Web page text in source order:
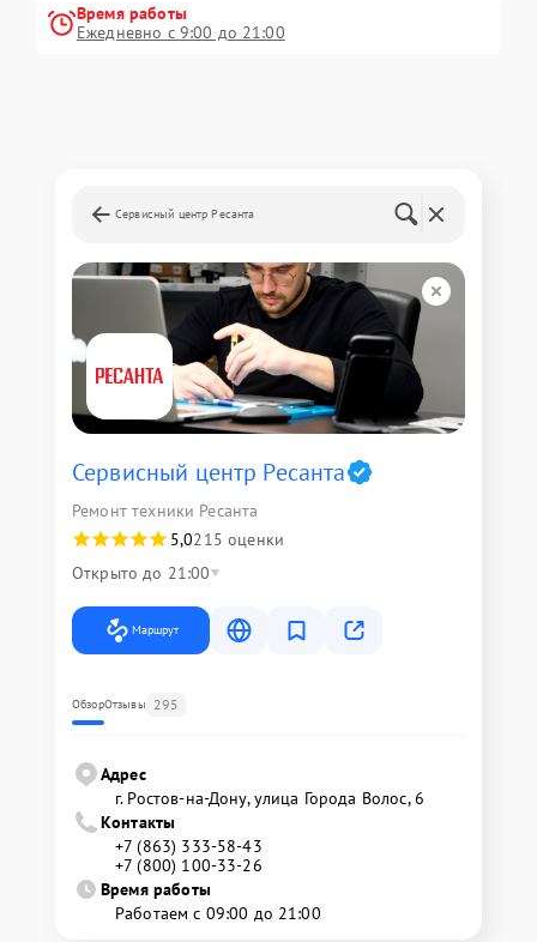
Время работы
Ежедневно с 9:00 до 21:00
Сервисный центр Ресанта
Сервисный центр Ресанта
Ремонт техники Ресанта
5,0215 оценки
Открыто до 21:00
Маршрут
ОбзорОтзывы 295
Адрес
г. Ростов-на-Дону, улица Города Волос, 6
Контакты
+7 (863) 333-58-43
+7 (800) 100-33-26
Время работы
Работаем с 09:00 до 21:00